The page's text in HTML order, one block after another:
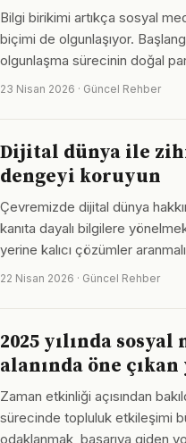
Bilgi birikimi artıkça sosyal
biçimi de olgunlaşıyor.
olgunlaşma sürecinin doğal
23 Nisan 2026 · Güncel Rehber
Dijital dünya ile
dengeyi koruyun
Çevremizde dijital dünya
kanıta dayalı bilgilere
yerine kalıcı çözümler
22 Nisan 2026 · Güncel Rehber
2025 yılında
alanında öne
Zaman etkinliği açısından
sürecinde topluluk etkileşimi
odaklanmak, başarıya giden